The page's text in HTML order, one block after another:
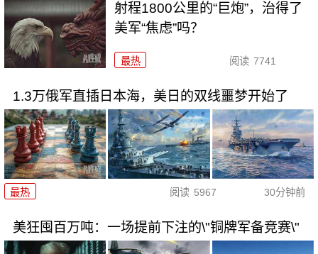
射程1800公里的“巨炮”，治得了
美军“焦虑”吗？
最热 阅读 7741
1.3万俄军直插日本海，美日的双线噩梦开始了
最热 阅读 5967 30分钟前
美狂囤百万吨：一场提前下注的\"铜牌军备竞赛\"